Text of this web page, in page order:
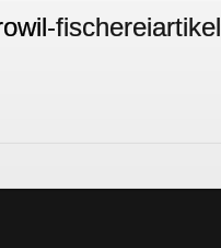
-fischereiartikel